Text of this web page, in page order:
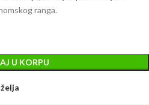
ranga.
U KORPU